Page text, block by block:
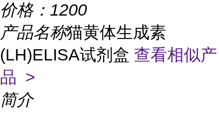
价格： 1200
产品名称猫黄体生成素
(LH)ELISA试剂盒 查看相似产
品 >
简介